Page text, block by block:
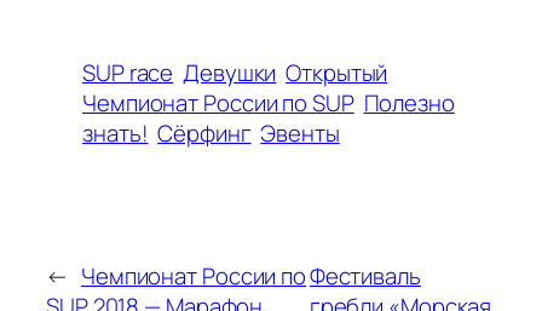
SUP race Девушки Открытый
Чемпионат России по SUP Полезно
знать! Сёрфинг Эвенты
← Чемпионат России поФестиваль